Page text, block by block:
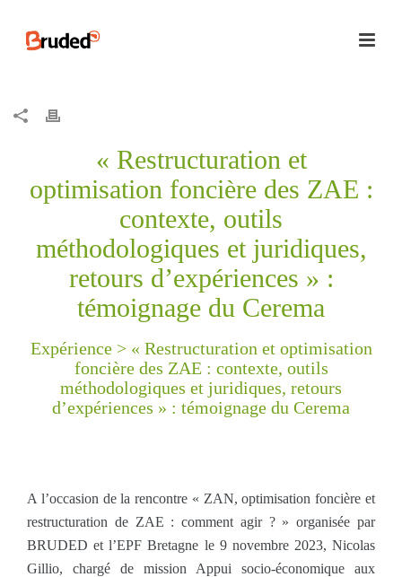
« Restructuration et
optimisation foncière des ZAE :
contexte, outils
méthodologiques et juridiques,
retours d’expériences » :
témoignage du Cerema
Expérience > « Restructuration et optimisation
foncière des ZAE : contexte, outils
méthodologiques et juridiques, retours
d’expériences » : témoignage du Cerema
A l’occasion de la rencontre « ZAN, optimisation foncière et
restructuration de ZAE : comment agir ? » organisée par
BRUDED et l’EPF Bretagne le 9 novembre 2023, Nicolas
Gillio, chargé de mission Appui socio-économique aux